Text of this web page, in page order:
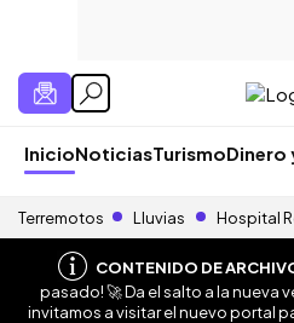
InicioNoticiasTurismoDinero
Terremotos Lluvias Hospital
CONTENIDO DE
pasado! 🚀 Da el salto a la nueva
invitamos a visitar el nuevo portal